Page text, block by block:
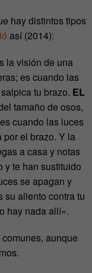
hay distintos tipos
así (2014):
la visión de una
es cuando las
tu brazo. EL
tamaño de osos,
cuando las luces
por el brazo. Y la
a casa y notas
y te han sustituido
se apagan y
su aliento contra tu
hay nada allí».
aunque